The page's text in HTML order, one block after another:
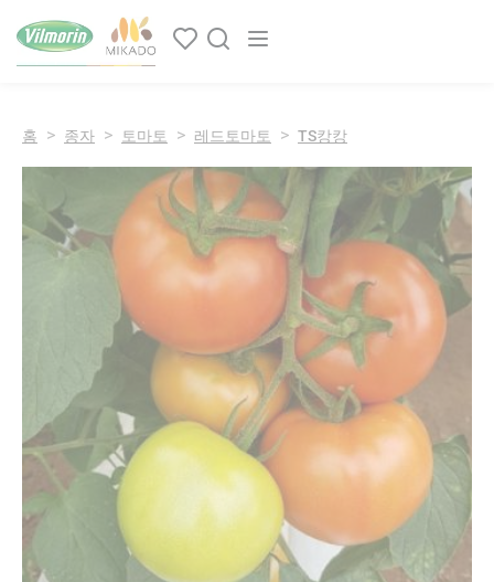
Main navigation
홈 종자 토마토 레드토마토 TS캉캉